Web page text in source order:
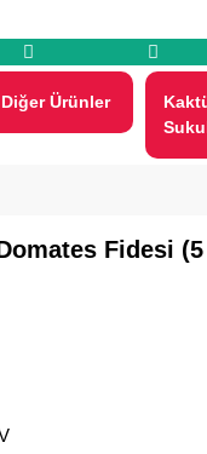
Diğer Ürünler
Domates Fidesi